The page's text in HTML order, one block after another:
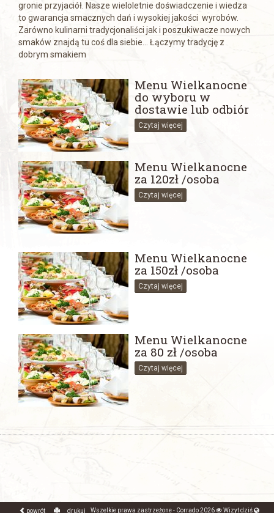
gronie przyjaciół. Nasze wieloletnie doświadczenie i wiedza
to gwarancja smacznych dań i wysokiej jakości wyrobów.
Zarówno kulinarni tradycjonaliści jak i poszukiwacze nowych
smaków znajdą tu coś dla siebie... Łączymy tradycję z
dobrym smakiem
Menu Wielkanocne
do wyboru w
dostawie lub odbiór
Czytaj więcej
Menu Wielkanocne
za 120zł /osoba
Czytaj więcej
Menu Wielkanocne
za 150zł /osoba
Czytaj więcej
Menu Wielkanocne
za 80 zł /osoba
Czytaj więcej
powrót drukuj Wszelkie prawa zastrzeżone - Corrado 2026 Wizyt dziś